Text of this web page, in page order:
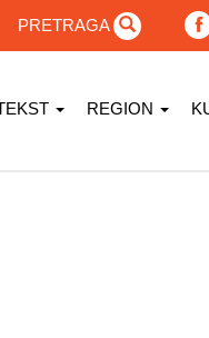
PRETRAGA
REGION